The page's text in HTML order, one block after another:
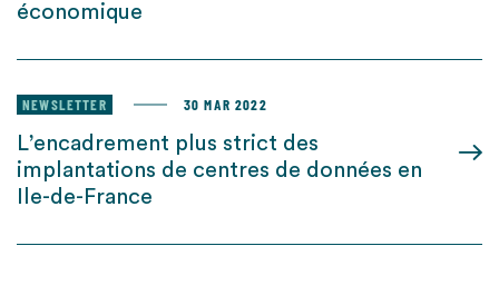
économique
NEWSLETTER 30 MAR 2022
L’encadrement plus strict des
implantations de centres de données en
Ile-de-France